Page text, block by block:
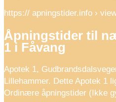
https:// apningstider.info ›
Åpningstider til
1 i Fåvang
Apotek 1,
Lillehammer. Dette Apotek 1
Ordinære åpningstider (Ikke